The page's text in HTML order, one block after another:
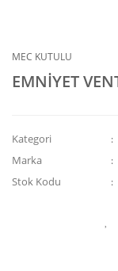
MEC KUTULU
EMNİYET
Kategori
Marka
Stok Kodu